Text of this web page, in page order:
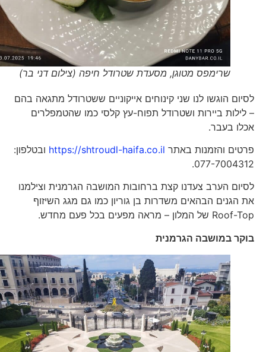
שרימפס מטוגן, מסעדת שטרודל חיפה (צילום דני בר)
לסיום הוגשו לנו שני קינוחים אייקוניים ששטרודל מתגאה בהם
– לילות ביירות ושטרודל תפוח-עץ קלסי כמו שהטמפלרים
אכלו בעבר.
פרטים והזמנות באתרhttps://shtroudl-haifa.co.ilובטלפון:
077-7004312.
לסיום הערב צעדנו קצת ברחובות המושבה הגרמנית וצילמנו
את הגנים הבהאים משדרות בן גוריון כמו גם מגג השיזוף
Roof-Top של המלון – מראה מפעים בכל פעם מחדש.
בוקר במושבה הגרמנית